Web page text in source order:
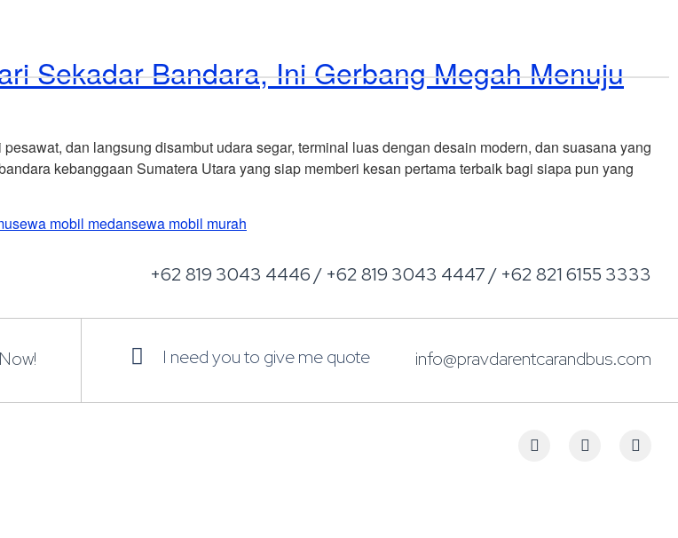
Sekadar Bandara, Ini Gerbang Megah Menuju
dan langsung disambut udara segar, terminal luas dengan desain modern, dan suasana yang
kebanggaan Sumatera Utara yang siap memberi kesan pertama terbaik bagi siapa pun yang
sewa mobil medansewa mobil murah
+62 819 3043 4446 / +62 819 3043 4447 / +62 821 6155 3333
I need you to give me quote info@pravdarentcarandbus.com